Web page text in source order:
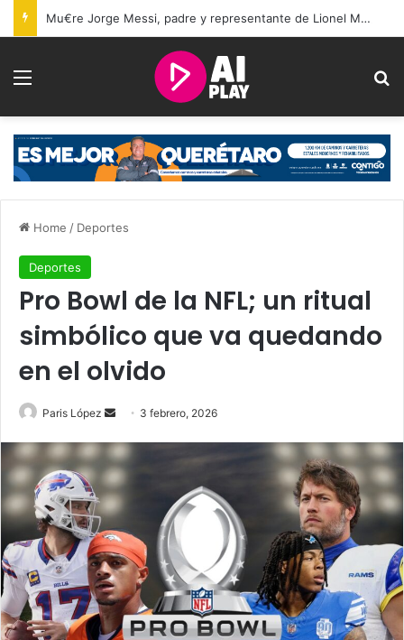
Mu€re Jorge Messi, padre y representante de Lionel Messi, a los 68 años
Menu
Home / Deportes
Deportes
Pro Bowl de la NFL; un ritual
simbólico que va quedando
en el olvido
Paris López
Send
email
3 febrero, 2026